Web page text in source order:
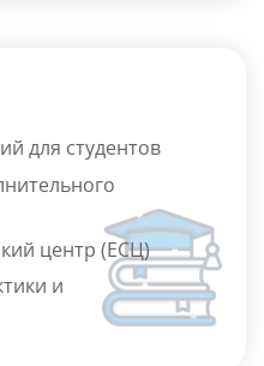
для студентов
центр (ЕСЦ)
и